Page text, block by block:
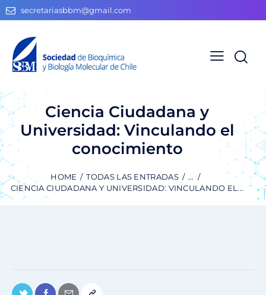
secretariasbbm@gmail.com
Ciencia Ciudadana y
Universidad: Vinculando el
conocimiento
HOME TODAS LAS ENTRADAS
...
CIENCIA CIUDADANA Y UNIVERSIDAD: VINCULANDO EL...